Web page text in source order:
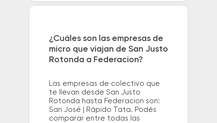
¿Cuáles son las empresas de
micro que viajan de San Justo
Rotonda a Federacion?
Las empresas de colectivo que
te llevan desde San Justo
Rotonda hasta Federacion son:
San José | Rápido Tata. Podés
comparar entre todas las